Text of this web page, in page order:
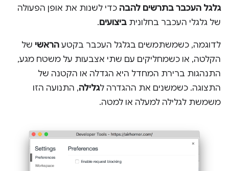
גלגל העכבר בתרשים להבה כדי לשנות את אופן הפעולה
של גלגלי העכבר בחלונית ביצועים.
לדוגמה, כשמשתמשים בגלגל העכבר בקטע הראשי של
הקלטה, או כשמחליקים עם שתי אצבעות על משטח מגע,
התנהגות ברירת המחדל היא הגדלה או הקטנה של
התצוגה. כשמשנים את ההגדרה לגלילה, התנועה הזו
משמשת לגלילה למעלה או למטה.